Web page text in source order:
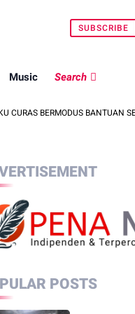
SUBSCRIBE
Music Search
BERMODUS BANTUAN
POSTS